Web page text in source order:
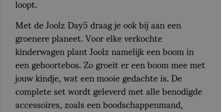
Met de Joolz Day5 draag je ook bij aan een
groenere planeet. Voor elke verkochte
kinderwagen plant Joolz namelijk een boom in
een geboortebos. Zo groeit er een boom mee met
jouw kindje, wat een mooie gedachte is. De
complete set wordt geleverd met alle benodigde
accessoires, zoals een boodschappenmand,